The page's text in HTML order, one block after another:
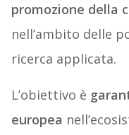
promozione della
nell’ambito delle
ricerca applicata.
L’obiettivo è
europea